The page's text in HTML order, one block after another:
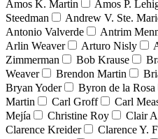
Amos K. Martin
Amos P.
Steedman
Andrew V. Ste.
Antonio Valverde
Antrim
Arlin Weaver
Arturo Nisly
Zimmerman
Bob Krause
Weaver
Brendon Martin
Bryan Yoder
Byron de la Rosa
Martin
Carl Groff Carl
Mejía
Christine Roy Clair
Clarence Kreider
Clarence Y.